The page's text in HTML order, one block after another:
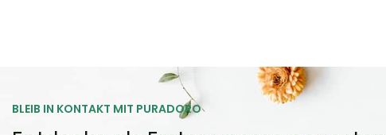
BLEIB IN KONTAKT MIT PURADORO